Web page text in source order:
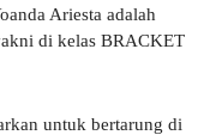
Ariesta adalah
di kelas BRACKET
untuk bertarung di